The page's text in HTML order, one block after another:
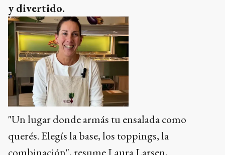
y divertido.
"Un lugar donde armás tu ensalada como
querés. Elegís la base, los toppings, la